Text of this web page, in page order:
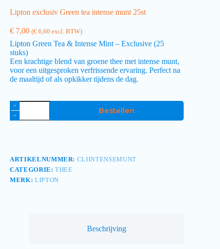
Lipton exclusiv Green tea intense munt 25st
€ 7,00 (€ 6,60 excl. BTW)
Lipton Green Tea & Intense Mint – Exclusive (25
stuks)
Een krachtige blend van groene thee met intense munt,
voor een uitgesproken verfrissende ervaring. Perfect na
de maaltijd of als opkikker tijdens de dag.
Bestellen
ARTIKELNUMMER: CLIINTENSEMUNT
CATEGORIE:THEE
MERK: LIPTON
Beschrijving